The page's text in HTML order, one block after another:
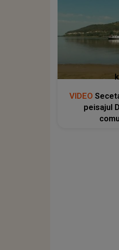
VIDEO
peisajul